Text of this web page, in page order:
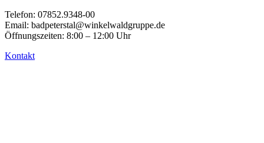
Zum
Inhalt
wechseln
Telefon: 07852.9348-00
Email: badpeterstal@winkelwaldgruppe.de
Öffnungszeiten: 8:00 – 12:00 Uhr
Kontakt